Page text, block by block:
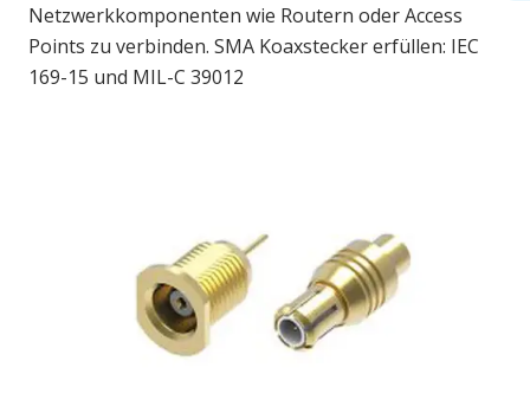
Netzwerkkomponenten wie Routern oder Access
Points zu verbinden. SMA Koaxstecker erfüllen: IEC
169-15 und MIL-C 39012